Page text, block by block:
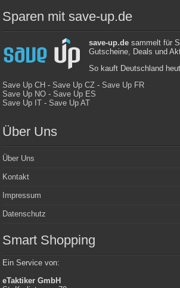
Sparen mit save-up.de
save-up.desammelt für
Gutscheine, Deals und
So kauft Deutschland
Save Up CH -Save Up CZ -Save Up FR
Save Up NO -Save Up ES
Save Up IT -Save Up AT
Über Uns
Über Uns
Kontakt
Impressum
Datenschutz
Smart Shopping
Ein Service von:
eTaktiker GmbH